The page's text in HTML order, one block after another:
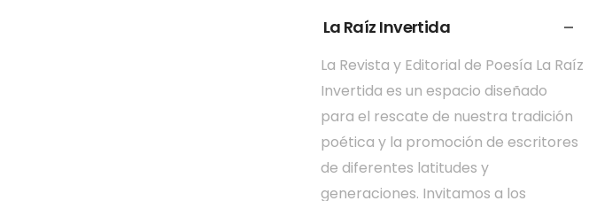
La Raíz Invertida
La Revista y Editorial de Poesía La Raíz
Invertida es un espacio diseñado
para el rescate de nuestra tradición
poética y la promoción de escritores
de diferentes latitudes y
generaciones. Invitamos a los